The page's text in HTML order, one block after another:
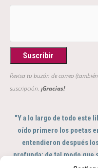
Revisa tu buzón de correo
suscripción. ¡Gracias!
"Y a lo largo de todo este
oído primero los poetas
entendieron después
profunda; de tal modo que